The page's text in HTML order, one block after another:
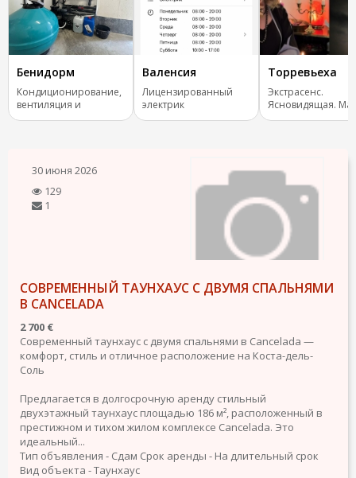
Бенидорм
Кондиционирование,
вентиляция и
отопление.
Валенсия
Лицензированный
электрик
Торревьеха
Экстрасенс.
Ясновидящая.
Испания, все
30 июня 2026
129
1
СОВРЕМЕННЫЙ ТАУНХАУС С ДВУМЯ СПАЛЬНЯМИ
В CANCELADA
2 700 €
Современный таунхаус с двумя спальнями в Cancelada —
комфорт, стиль и отличное расположение на Коста-дель-
Соль
Предлагается в долгосрочную аренду стильный
двухэтажный таунхаус площадью 186 м², расположенный в
престижном и тихом жилом комплексе Cancelada. Это
идеальный...
Тип объявления - Сдам Срок аренды - На длительный срок
Вид объекта - Таунхаус